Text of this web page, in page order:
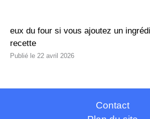
eux du four si vous ajoutez un
recette
22 avril 2026
Contact